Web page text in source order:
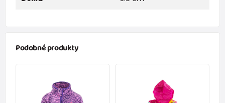
Podobné produkty